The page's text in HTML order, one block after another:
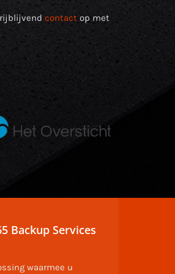
contact op met
Backup Services
waarmee u